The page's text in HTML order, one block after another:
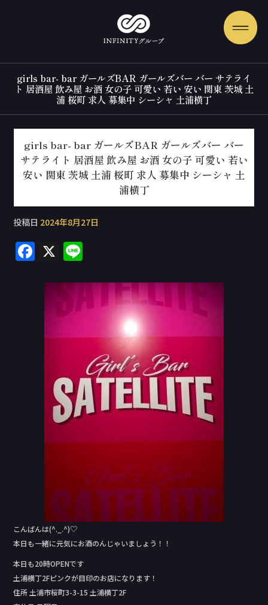
girls bar- bar ガールズBAR ガールズバー バー サテライ
ト 居酒屋 飲み屋 お酒 女の子 可愛い 若い 安い 関東 茨城 土
浦 桜町 求人 募集中 シーシャ 土浦横丁
girls bar- bar ガールズBAR ガールズバー バー
サテライト 居酒屋 飲み屋 お酒 女の子 可愛い 若い
安い 関東 茨城 土浦 桜町 求人 募集中 シーシャ 土
浦横丁
投稿日 2024年8月27日
F
c
e
o
X
e
こんばんは(^._.^)♡
本日も一緒に元気にお酒のんじゃいましょう！！
本日も20時OPENです
土浦横丁2Fピンクが目印のお店になります！
住所 土浦市桜町3-3-15 土浦横丁2F